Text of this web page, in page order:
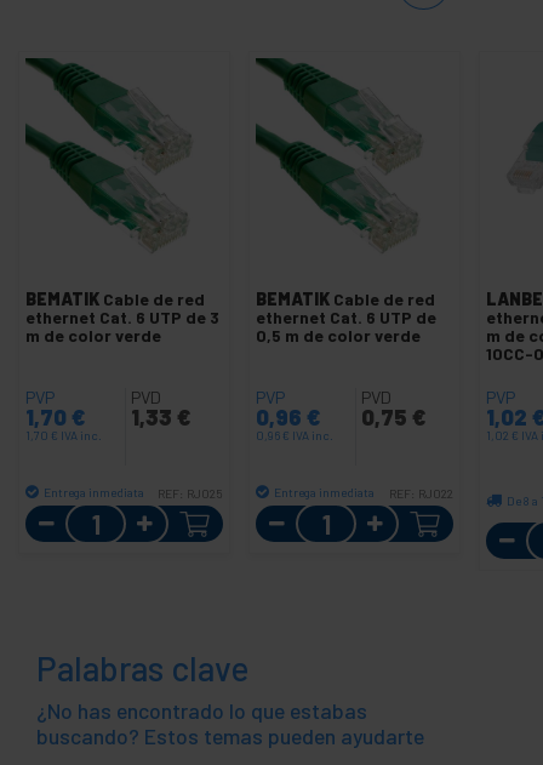
BEMATIK Cable de red
ethernet Cat. 6 UTP de 3
m de color verde
PVP
1,70 €
1,70 € IVA inc.
PVD
1,33 €
Entrega inmediata REF: RJ025
Cantidad
BEMATIK Cable de red
ethernet Cat. 6 UTP de
0,5 m de color verde
PVP
0,96 €
0,96 € IVA inc.
PVD
0,75 €
Entrega inmediata REF: RJ022
Cantidad
m de
10CC-
PVP
1,02
1,02 €
De 8
Palabras clave
¿No has encontrado lo que estabas
buscando? Estos temas pueden ayudarte